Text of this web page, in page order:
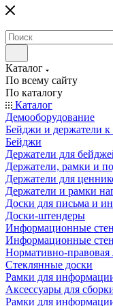
Каталог
По всему сайту
По каталогу
Каталог
Демооборудование
Бейджи и держатели
Бейджи
Держатели для
Держатели, рамки и
Держатели для
Держатели и рамки
Доски для письма и
Доски-штендеры
Информационные
Информационные
Нормативно-правовая
Стеклянные доски
Рамки для
Аксессуары для
Рамки для